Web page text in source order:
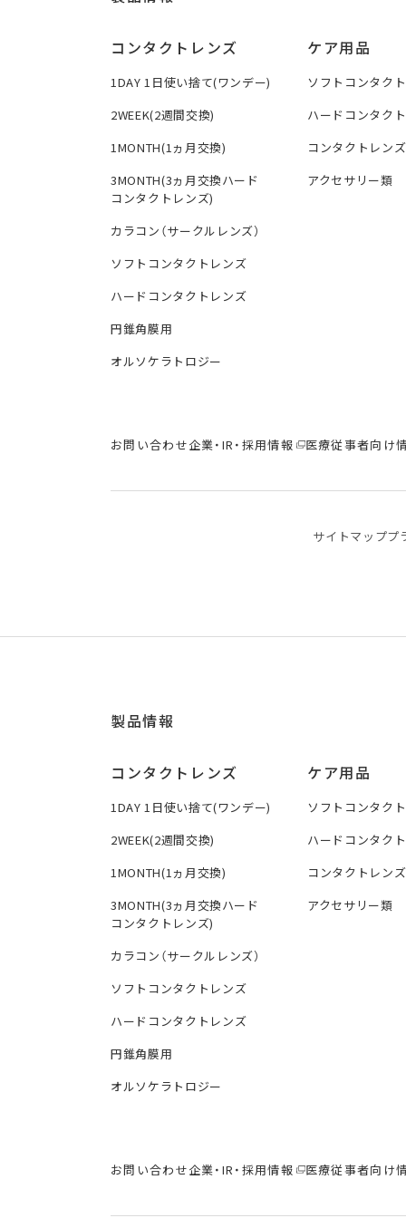
コンタクトレンズ
1DAY 1日使い捨て(ワンデー)
2WEEK(2週間交換)
1MONTH(1ヵ月交換)
3MONTH(3ヵ月交換ハード
コンタクトレンズ)
カラコン（サークルレンズ）
ソフトコンタクトレンズ
ハードコンタクトレンズ
円錐角膜用
オルソケラトロジー
ケア用品
ソフトコンタク
ハードコンタク
コンタクトレン
アクセサリー類
お問い合わせ企業・IR・採用情報 医療従事者向け
サイトマッププ
製品情報
コンタクトレンズ
1DAY 1日使い捨て(ワンデー)
2WEEK(2週間交換)
1MONTH(1ヵ月交換)
3MONTH(3ヵ月交換ハード
コンタクトレンズ)
カラコン（サークルレンズ）
ソフトコンタクトレンズ
ハードコンタクトレンズ
円錐角膜用
オルソケラトロジー
ケア用品
ソフトコンタク
ハードコンタク
コンタクトレン
アクセサリー類
お問い合わせ企業・IR・採用情報 医療従事者向け